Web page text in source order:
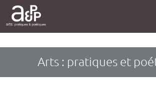
Panneau de gestion des cookies
Aller
contenu
Arts : pratiques et